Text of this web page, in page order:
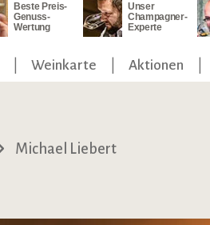
Beste Preis-
Genuss-
Wertung
Unser
Champagner-
Experte
Weinkarte Aktionen
Michael Liebert